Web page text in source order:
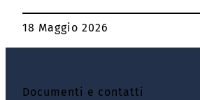
18 Maggio 2026
Documenti e contatti